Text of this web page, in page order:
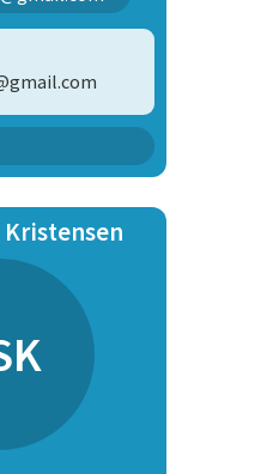
2
Kristensen